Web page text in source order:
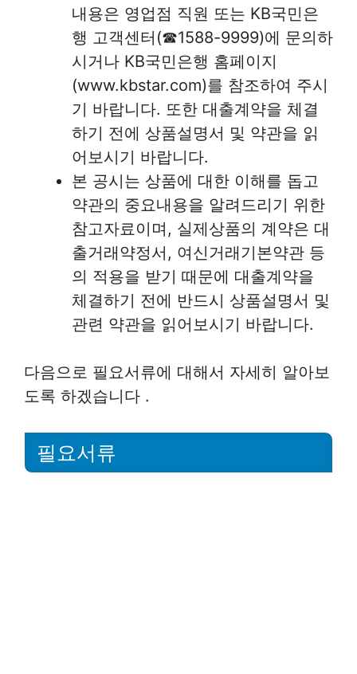
내용은 영업점 직원 또는 KB국민은
행 고객센터(☎1588-9999)에 문의하
시거나 KB국민은행 홈페이지
(www.kbstar.com)를 참조하여 주시
기 바랍니다. 또한 대출계약을 체결
하기 전에 상품설명서 및 약관을 읽
어보시기 바랍니다.
본 공시는 상품에 대한 이해를 돕고
약관의 중요내용을 알려드리기 위한
참고자료이며, 실제상품의 계약은 대
출거래약정서, 여신거래기본약관 등
의 적용을 받기 때문에 대출계약을
체결하기 전에 반드시 상품설명서 및
관련 약관을 읽어보시기 바랍니다.
다음으로 필요서류에 대해서 자세히 알아보
도록 하겠습니다 .
필요서류